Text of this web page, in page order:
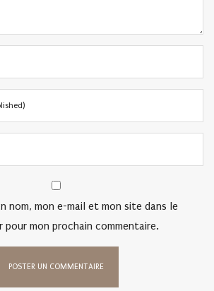
nom, mon e-mail et mon site dans le
pour mon prochain commentaire.